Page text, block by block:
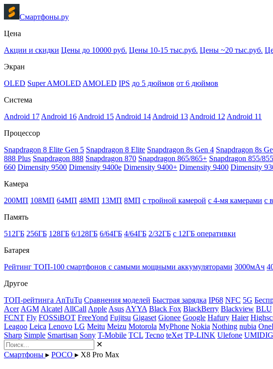
Смартфоны.ру
Цена
Акции и скидки Цены до 10000 руб. Цены 10-15 тыс.руб. Цены ~20 тыс.руб.
Экран
OLED Super AMOLED AMOLED IPS до 5 дюймов от 6 дюймов
Система
Android 17 Android 16 Android 15 Android 14 Android 13 Android 12 Android 11
Процессор
Snapdragon 8 Elite Gen 5 Snapdragon 8 Elite Snapdragon 8s Gen 4 Snapdragon 8s
888 Plus Snapdragon 888 Snapdragon 870 Snapdragon 865/865+ Snapdragon 855/
660 Dimensity 9500 Dimensity 9400e Dimensity 9400+ Dimensity 9400 Dimensity
Камера
200МП 108МП 64МП 48МП 13МП 8МП с тройной камерой с 4-мя камерами с
Память
512ГБ 256ГБ 128ГБ 6/128ГБ 6/64ГБ 4/64ГБ 2/32ГБ с 12ГБ оперативки
Батарея
Рейтинг ТОП-100 смартфонов с самыми мощными аккумуляторами 3000мАч
Другое
ТОП-рейтинга AnTuTu Сравнения моделей Быстрая зарядка IP68 NFC 5G
Acer AGM Alcatel AllCall Apple Asus AYYA Black Fox BlackBerry Blackview BLU
FCNT Fly FOSSiBOT FreeYond Fujitsu Gigaset Gionee Google Hafury Haier
Leagoo Leica Lenovo LG Meitu Meizu Motorola MyPhone Nokia Nothing nubia
Sharp Simple Smartisan Sony T-Mobile TCL Tecno teXet TP-LINK Ulefone
✕
Смартфоны ▸ POCO ▸ X8 Pro Max